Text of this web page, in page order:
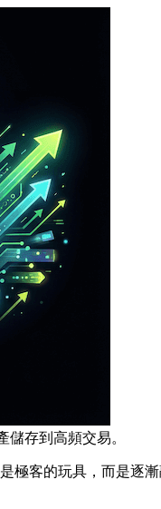
儲存到高頻交易。
客的玩具，而是逐